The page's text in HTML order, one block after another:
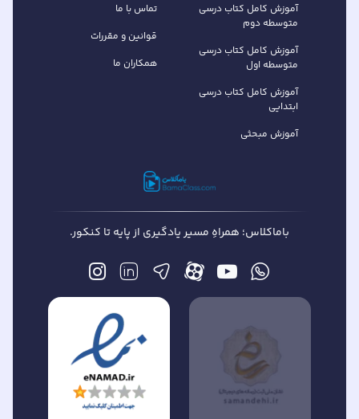
آموزش کامل کتاب‌ درسی
متوسطه دوم
آموزش کامل کتاب‌ درسی
متوسطه اول
آموزش کامل کتاب درسی
ابتدایی
آموزش مبحثی
تماس با ما
قوانین و مقررات
همکاران ما
باماکلاس؛ همراهِ مسیر یادگیری از پایه تا کنکور.